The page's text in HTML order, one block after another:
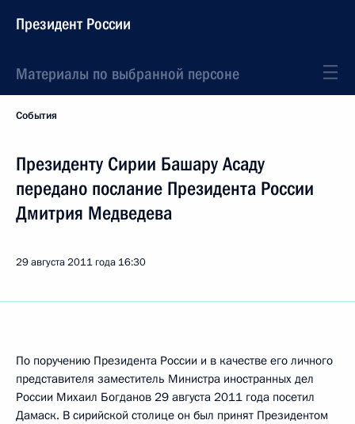
Президент России
Материалы по выбранной персоне
События
Президенту Сирии Башару Асаду
передано послание Президента России
Дмитрия Медведева
29 августа 2011 года 16:30
По поручению Президента России и в качестве его личного
представителя заместитель Министра иностранных дел
России Михаил Богданов 29 августа 2011 года посетил
Дамаск. В сирийской столице он был принят Президентом